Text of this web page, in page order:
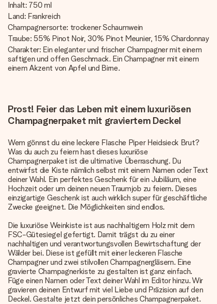
Inhalt: 750 ml
Land: Frankreich
Champagnersorte: trockener Schaumwein
Traube: 55% Pinot Noir, 30% Pinot Meunier, 15% Chardonnay
Charakter: Ein eleganter und frischer Champagner mit einem
saftigen und offen Geschmack. Ein Champagner mit einem
einem Akzent von Apfel und Birne.
Prost! Feier das Leben mit einem luxuriösen
Champagnerpaket mit graviertem Deckel
Wem gönnst du eine leckere Flasche Piper Heidsieck Brut?
Was du auch zu feiern hast dieses luxuriöse
Champagnerpaket ist die ultimative Überraschung. Du
entwirfst die Kiste nämlich selbst mit einem Namen oder Text
deiner Wahl. Ein perfektes Geschenk für ein Jubiläum, eine
Hochzeit oder um deinen neuen Traumjob zu feiern. Dieses
einzigartige Geschenk ist auch wirklich super für geschäftliche
Zwecke geeignet. Die Möglichkeiten sind endlos.
Die luxuriöse Weinkiste ist aus nachhaltigem Holz mit dem
FSC-Gütesiegel gefertigt. Damit trägst du zu einer
nachhaltigen und verantwortungsvollen Bewirtschaftung der
Wälder bei. Diese ist gefüllt mit einer leckeren Flasche
Champagner und zwei stilvollen Champagnergläsern. Eine
gravierte Champagnerkiste zu gestalten ist ganz einfach.
Füge einen Namen oder Text deiner Wahl im Editor hinzu. Wir
gravieren deinen Entwurf mit viel Liebe und Präzision auf den
Deckel. Gestalte jetzt dein persönliches Champagnerpaket.